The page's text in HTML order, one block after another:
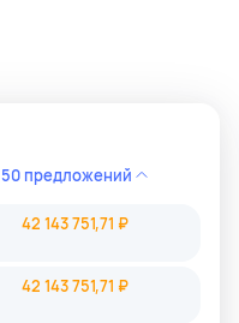
50 предложений
42 143 751,71 ₽
42 143 751,71 ₽